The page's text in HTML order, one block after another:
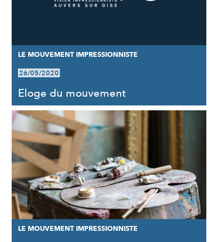
LE MOUVEMENT IMPRESSIONNISTE
26/05/2020
Eloge du mouvement
LE MOUVEMENT IMPRESSIONNISTE